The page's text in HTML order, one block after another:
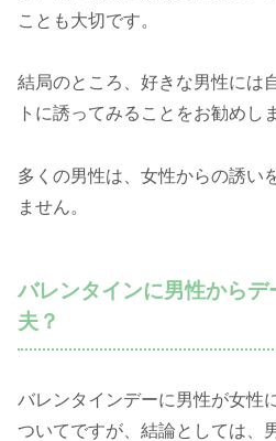
ことも大切です。
結局のところ、好きな男性には
トに誘ってみることをお勧めし
多くの男性は、女性からの誘い
ません。
バレンタインに男性から
夫？
バレンタインデーに男性が女性
ついてですが、結論としては、